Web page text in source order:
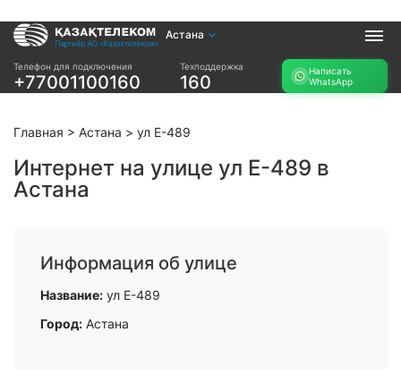
Астана
Телефон для подключения
+77001100160
Техподдержка
160
Написать
WhatsApp
Услуги
Интернет и ТВ в
Интернет и ТВ в
Интернет в офис
Прочее
возможность
названию ЖК
подбор тарифа
Подключиться к
Главная > Астана > ул Е-489
Интернет на улице ул Е-489 в
Астана
Информация об улице
Название: ул Е-489
Город: Астана